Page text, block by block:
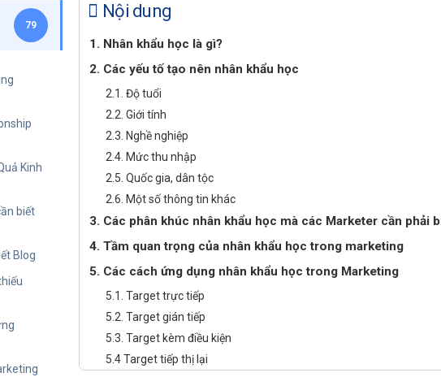
79
Kinh
biết
Blog
Nội dung
1. Nhân khẩu học là gì?
2. Các yếu tố tạo nên nhân khẩu học
2.1. Độ tuổi
2.2. Giới tính
2.3. Nghề nghiệp
2.4. Mức thu nhập
2.5. Quốc gia, dân tộc
2.6. Một số thông tin khác
3. Các phân khúc nhân khẩu học mà các Marketer cần phải
4. Tầm quan trọng của nhân khẩu học trong marketing
5. Các cách ứng dụng nhân khẩu học trong Marketing
5.1. Target trực tiếp
5.2. Target gián tiếp
5.3. Target kèm điều kiện
5.4 Target tiếp thị lại